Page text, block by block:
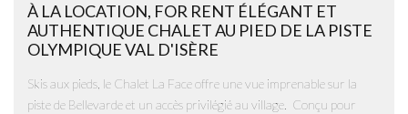
À LA LOCATION, FOR RENT ÉLÉGANT ET
AUTHENTIQUE CHALET AU PIED DE LA PISTE
OLYMPIQUE VAL D'ISÈRE
Skis aux pieds, le Chalet La Face offre une vue imprenable sur la
piste de Bellevarde et un accès privilégié au village. Conçu pour